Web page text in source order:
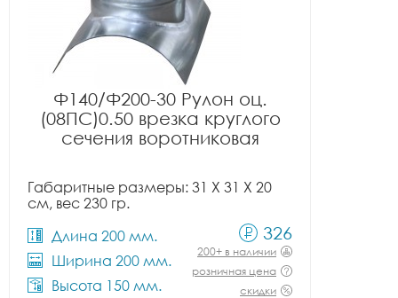
Ф140/Ф200-30 Рулон оц.
(08ПС)0.50 врезка круглого
сечения воротниковая
Габаритные размеры: 31 X 31 X 20
см, вес 230 гр.
Длина 200 мм.
Ширина 200 мм.
Высота 150 мм.
326
200+ в наличии
розничная цена
скидки